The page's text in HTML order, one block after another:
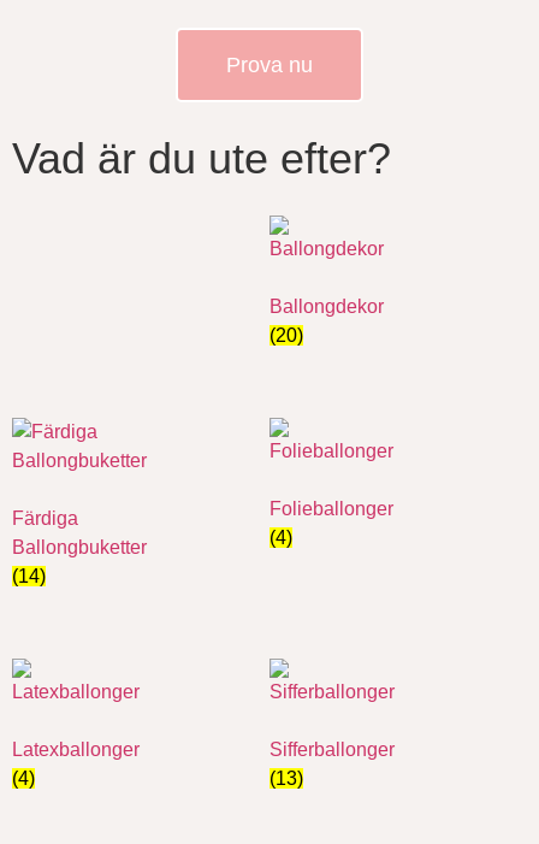
Prova nu
Vad är du ute efter?
Ballongdekor
(20)
Färdiga
Ballongbuketter
(14)
Folieballonger
(4)
Latexballonger
(4)
Sifferballonger
(13)